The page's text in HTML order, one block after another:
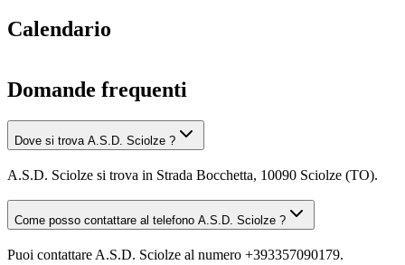
Calendario
Domande frequenti
Dove si trova A.S.D. Sciolze ?
A.S.D. Sciolze si trova in Strada Bocchetta, 10090 Sciolze (TO).
Come posso contattare al telefono A.S.D. Sciolze ?
Puoi contattare A.S.D. Sciolze al numero +393357090179.